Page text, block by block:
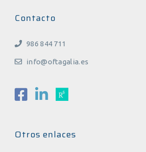
Contacto
986 844 711
info@oftagalia.es
Otros enlaces